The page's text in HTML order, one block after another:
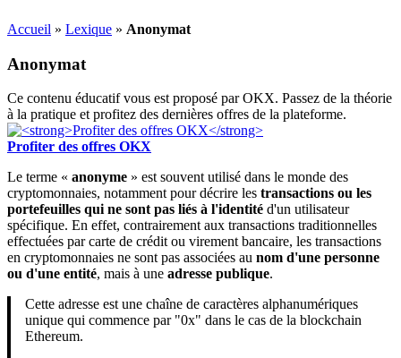
Accueil » Lexique » Anonymat
Anonymat
Ce contenu éducatif vous est proposé par OKX. Passez de la théorie
à la pratique et profitez des dernières offres de la plateforme.
Profiter des offres OKX
Le terme « anonyme » est souvent utilisé dans le monde des
cryptomonnaies, notamment pour décrire les transactions ou les
portefeuilles qui ne sont pas liés à l'identité d'un utilisateur
spécifique. En effet, contrairement aux transactions traditionnelles
effectuées par carte de crédit ou virement bancaire, les transactions
en cryptomonnaies ne sont pas associées au nom d'une personne
ou d'une entité, mais à une adresse publique.
Cette adresse est une chaîne de caractères alphanumériques
unique qui commence par "0x" dans le cas de la blockchain
Ethereum.